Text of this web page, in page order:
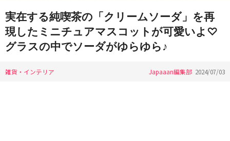
実在する純喫茶の「クリームソーダ」を再
現したミニチュアマスコットが可愛いよ♡
グラスの中でソーダがゆらゆら♪
雑貨・インテリア Japaaan編集部 2024/07/03